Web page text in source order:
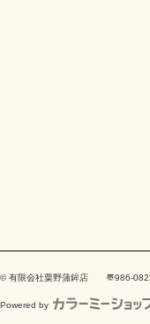
© 有限会社粟野蒲鉾店 〠986-
Powered by